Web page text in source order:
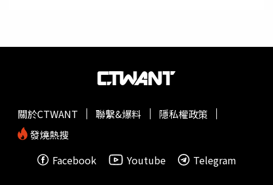
關於CTWANT 聯繫&爆料
隱私權政策
發燒熱搜
Facebook
Youtube Telegram